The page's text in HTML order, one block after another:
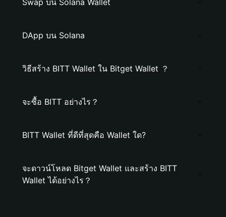
Swap บน Solana Wallet
DApp บน Solana
วิธีสร้าง BITT Wallet ใน Bitget Wallet ？
จะซื้อ BITT อย่างไร？
BITT Wallet ที่ดีที่สุดคือ Wallet ใด?
จะดาวน์โหลด Bitget Wallet และสร้าง BITT
Wallet ได้อย่างไร？